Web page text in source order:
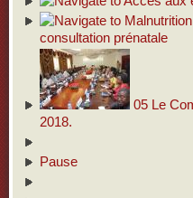
consultation prénatale
05 Le
2018.
Pause